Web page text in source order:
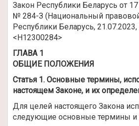
Закон Республики Беларусь от
№ 284-З (Национальный
Республики Беларусь,
<H12300284>
ГЛАВА 1
ОБЩИЕ ПОЛОЖЕНИЯ
Статья 1. Основные термины,
настоящем Законе, и их
Для целей настоящего Закона
следующие основные термины и